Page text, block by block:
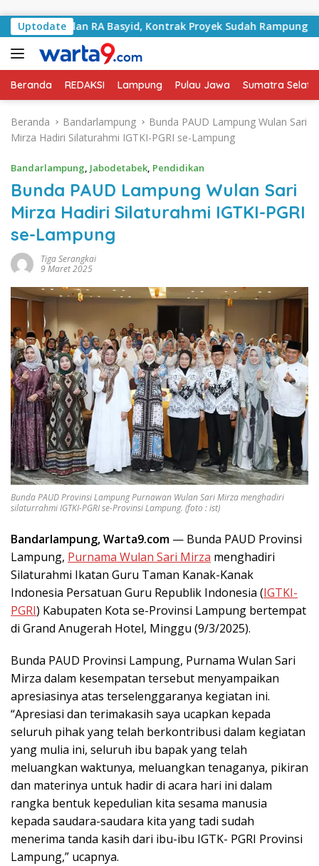
Uptodate
Jalan RA Basyid, Kontrak Proyek Sudah Rampung
Beranda REDAKSI Lampung Pulau Jawa Sumatra
Beranda Bandarlampung
Bunda PAUD Lampung Wulan Sari
Mirza Hadiri Silaturahmi IGTKI-PGRI se-Lampung
Bandarlampung, Jabodetabek, Pendidikan
Bunda PAUD Lampung Wulan Sari
Mirza Hadiri Silaturahmi IGTKI-PGRI
se-Lampung
Tiga Serangkai
9 Maret 2025
Bunda PAUD Provinsi Lampung Purnawan Wulan Sari Mirza menghadiri
silaturrahmi IGTKI-PGRI se-Provinsi Lampung. (foto : ist)
Bandarlampung, Warta9.com — Bunda PAUD Provinsi
Lampung, Purnama Wulan Sari Mirza menghadiri
Silaturahmi Ikatan Guru Taman Kanak-Kanak
Indonesia Persatuan Guru Republik Indonesia (IGTKI-
PGRI) Kabupaten Kota se-Provinsi Lampung bertempat
di Grand Anugerah Hotel, Minggu (9/3/2025).
Bunda PAUD Provinsi Lampung, Purnama Wulan Sari
Mirza dalam kesempatan tersebut menyampaikan
apresiasinya atas terselenggaranya kegiatan ini.
“Apresiasi dan terimakasih saya ucapkan kepada
seluruh pihak yang telah berkontribusi dalam kegiatan
yang mulia ini, seluruh ibu bapak yang telah
meluangkan waktunya, meluangkan tenaganya, pikiran
dan materinya untuk hadir di acara hari ini dalam
rangka bentuk kepedulian kita sesama manusia
kepada saudara-saudara kita yang tadi sudah
menerima tanda kasih dari ibu-ibu IGTK- PGRI Provinsi
Lampung,” ucapnya.